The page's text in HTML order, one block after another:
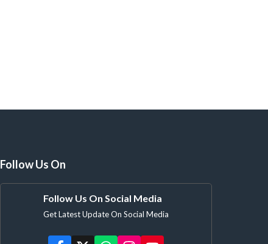
Follow Us On
Follow Us On Social Media
Get Latest Update On Social Media